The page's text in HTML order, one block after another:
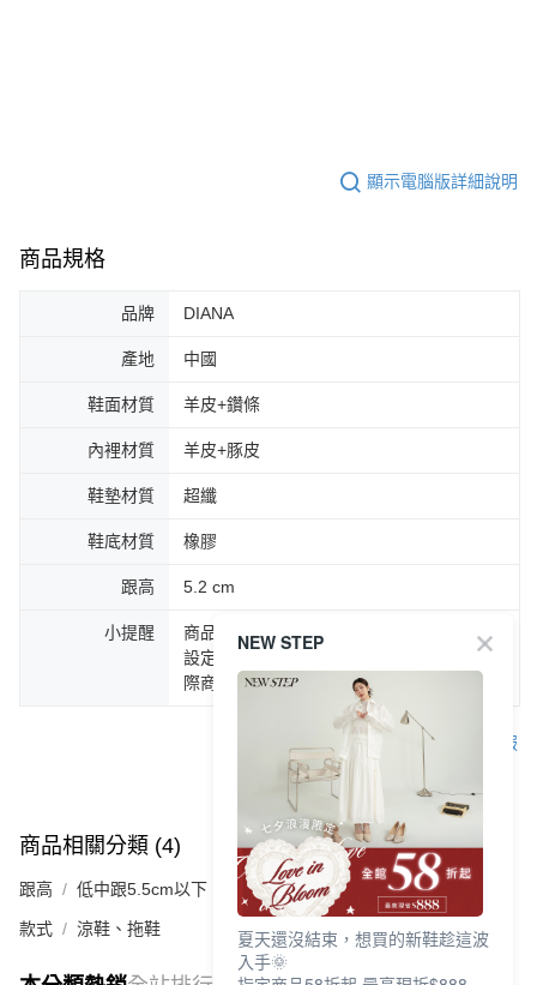
顯示電腦版詳細說明
商品規格
品牌 DIANA
產地 中國
鞋面材質 羊皮+鑽條
內裡材質 羊皮+豚皮
鞋墊材質 超纖
鞋底材質 橡膠
跟高 5.2 cm
小提醒
商品圖片顏色會因拍攝燈光環境或個人螢幕
設定不同，而造成部份色差現象，顏色以實
際商品為主。
客服
商品相關分類 (4) 查看全部
跟高 低中跟5.5cm以下
款式 涼鞋、拖鞋
NEW STEP
夏天還沒結束，想買的新鞋趁這波
入手🌞